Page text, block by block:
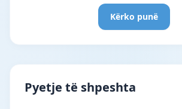
Kërko punë
Pyetje të shpeshta